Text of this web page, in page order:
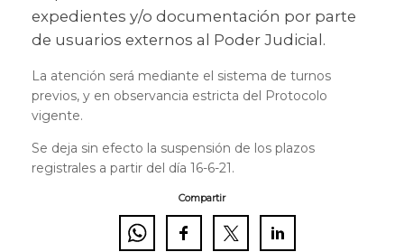
expedientes y/o documentación por parte
de usuarios externos al Poder Judicial.
La atención será mediante el sistema de turnos
previos, y en observancia estricta del Protocolo
vigente.
Se deja sin efecto la suspensión de los plazos
registrales a partir del día 16-6-21.
Compartir